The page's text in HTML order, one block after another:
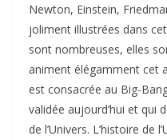
Newton, Einstein,
joliment illustrées dans
sont nombreuses, elles
animent élégamment cet
est consacrée au Big-
validée aujourd’hui et qui
de l’Univers. L’histoire de